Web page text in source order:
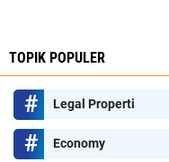
TOPIK POPULER
Legal Properti
Economy